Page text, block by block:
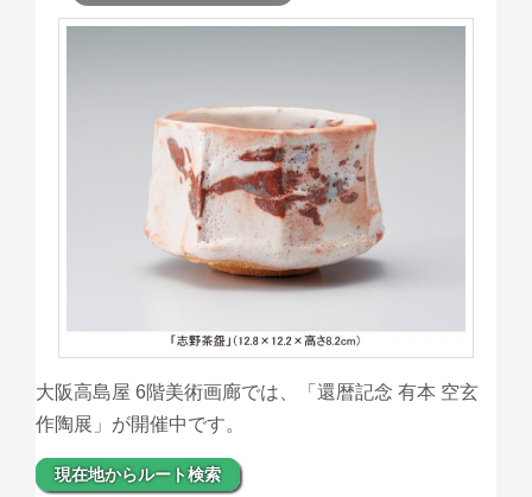
大阪高島屋 6階美術画廊では、「還暦記念 有本 空玄
作陶展」が開催中です。
現在地からルート検索